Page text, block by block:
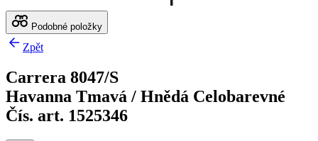
Podobné položky
Zpět
Carrera 8047/S
Havanna Tmavá / Hnědá Celobarevné
Čís. art. 1525346